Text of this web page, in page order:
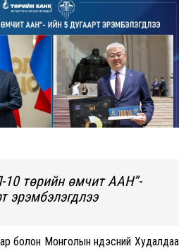
10 төрийн өмчит ААН”-
эрэмбэлэгдлээ
болон Монголын Үндэсний Худалдаа